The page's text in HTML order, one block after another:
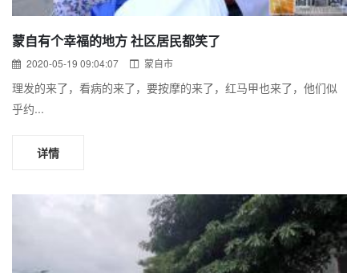
蒙自有个幸福的地方 社区居民都笑了
2020-05-19 09:04:07 蒙自市
理发的来了，看病的来了，要按摩的来了，红马甲也来了，他们似
乎约...
详情